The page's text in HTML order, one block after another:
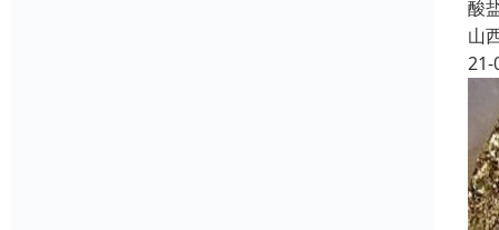
酸
山
21-